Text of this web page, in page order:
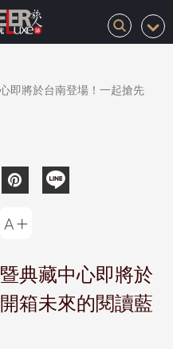
即將於台南登場！一起搶先
典藏中心即將於
箱未來的閱讀藍